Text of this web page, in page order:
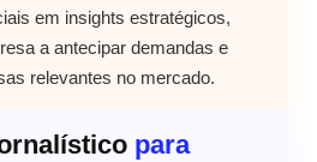
em insights estratégicos,
a antecipar demandas e
relevantes no mercado.
para